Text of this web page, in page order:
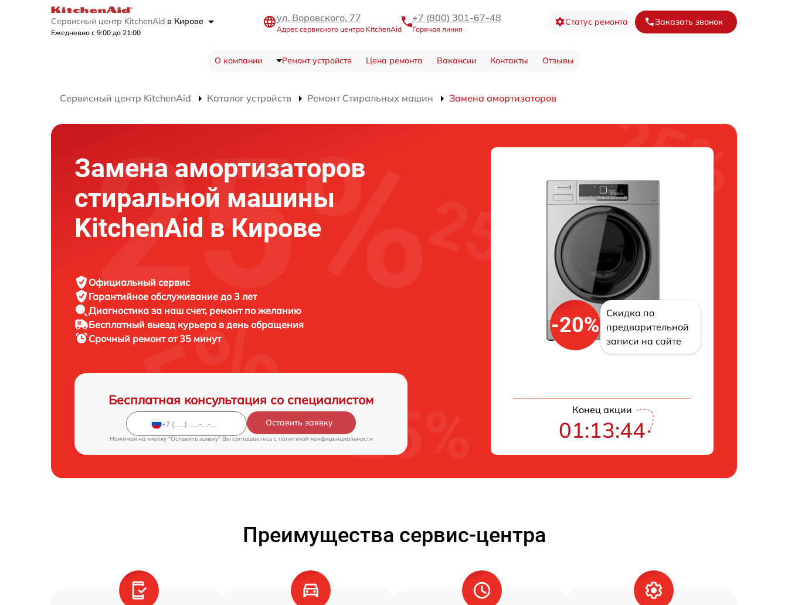
Сервисный центр KitchenAid в Кирове
Ежедневно с 9:00 до 21:00
ул. Воровского, 77
Адрес сервисного центра KitchenAid
+7 (800) 301-67-48
Горячая линия
Статус ремонта Заказать звонок
О компании Ремонт устройств Цена ремонта Вакансии Контакты Отзывы
Сервисный центр KitchenAid Каталог устройств Ремонт Стиральных машин Замена амортизаторов
Замена амортизаторов
стиральной машины
KitchenAid в Кирове
Официальный сервис
Гарантийное обслуживание до 3 лет
Диагностика за наш счет, ремонт по желанию
Бесплатный выезд курьера в день обращения
Срочный ремонтот 35 минут
Бесплатная консультация со специалистом
Оставить заявку
Нажимая на кнопку "Оставить заявку" Вы соглашаетесь c политикой конфиденциальности
-20%
Скидка по
предварительной
записи на сайте
Конец акции
01:13:43
Преимущества сервис-центра